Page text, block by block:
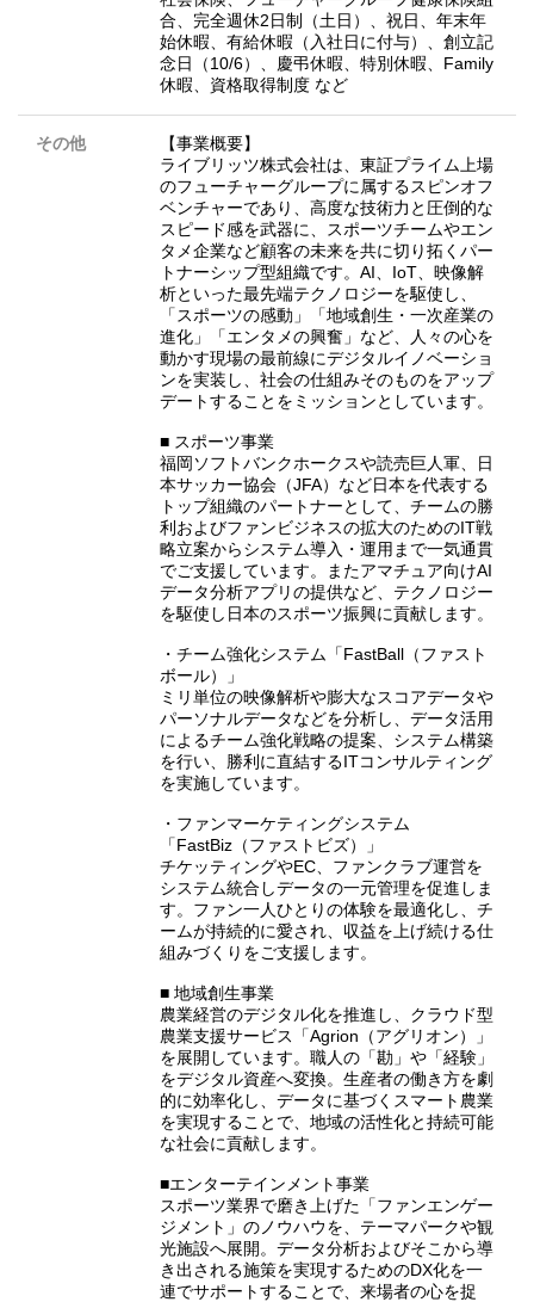
合、完全週休2日制（土日）、祝日、年末年
始休暇、有給休暇（入社日に付与）、創立記
念日（10/6）、慶弔休暇、特別休暇、Family
休暇、資格取得制度 など
その他
【事業概要】
ライブリッツ株式会社は、東証プライム上場
のフューチャーグループに属するスピンオフ
ベンチャーであり、高度な技術力と圧倒的な
スピード感を武器に、スポーツチームやエン
タメ企業など顧客の未来を共に切り拓くパー
トナーシップ型組織です。AI、IoT、映像解
析といった最先端テクノロジーを駆使し、
「スポーツの感動」「地域創生・一次産業の
進化」「エンタメの興奮」など、人々の心を
動かす現場の最前線にデジタルイノベーショ
ンを実装し、社会の仕組みそのものをアップ
デートすることをミッションとしています。
■ スポーツ事業
福岡ソフトバンクホークスや読売巨人軍、日
本サッカー協会（JFA）など日本を代表する
トップ組織のパートナーとして、チームの勝
利およびファンビジネスの拡大のためのIT戦
略立案からシステム導入・運用まで一気通貫
でご支援しています。またアマチュア向けAI
データ分析アプリの提供など、テクノロジー
を駆使し日本のスポーツ振興に貢献します。
・チーム強化システム「FastBall（ファスト
ボール）」
ミリ単位の映像解析や膨大なスコアデータや
パーソナルデータなどを分析し、データ活用
によるチーム強化戦略の提案、システム構築
を行い、勝利に直結するITコンサルティング
を実施しています。
・ファンマーケティングシステム
「FastBiz（ファストビズ）」
チケッティングやEC、ファンクラブ運営を
システム統合しデータの一元管理を促進しま
す。ファン一人ひとりの体験を最適化し、チ
ームが持続的に愛され、収益を上げ続ける仕
組みづくりをご支援します。
■ 地域創生事業
農業経営のデジタル化を推進し、クラウド型
農業支援サービス「Agrion（アグリオン）」
を展開しています。職人の「勘」や「経験」
をデジタル資産へ変換。生産者の働き方を劇
的に効率化し、データに基づくスマート農業
を実現することで、地域の活性化と持続可能
な社会に貢献します。
■エンターテインメント事業
スポーツ業界で磨き上げた「ファンエンゲー
ジメント」のノウハウを、テーマパークや観
光施設へ展開。データ分析およびそこから導
き出される施策を実現するためのDX化を一
連でサポートすることで、来場者の心を捉